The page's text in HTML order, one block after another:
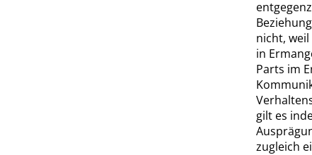
nicht,
in
Parts im
gilt es
zugleich